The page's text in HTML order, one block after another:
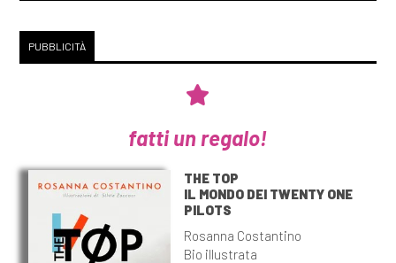
PUBBLICITÀ
fatti un regalo!
THE TOP
IL MONDO DEI TWENTY ONE
PILOTS
Rosanna Costantino
Bio illustrata